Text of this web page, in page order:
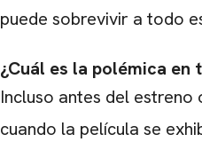
puede sobrevivir a todo
¿Cuál es la polémica en
Incluso antes del estreno
cuando la película se